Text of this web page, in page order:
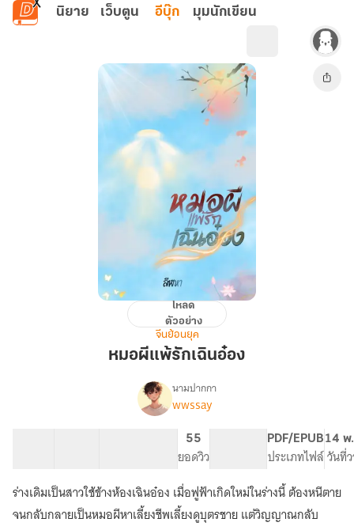
ข้ามไปยังเนื้อหาหลัก
นิยาย เว็บตูน อีบุ๊ก มุมนักเขียน
หมอผี
รัก
โหลด
ตัวอย่าง
จีนย้อนยุค
หมอผีแพ้รักเฉินอ๋อง
เรื่อง
แพ้
รัก
เฉิ
นอ๋
อง
นามปากกา
wwssay
55
ยอดวิว
PDF/EPUB
ประเภทไฟล์
14 พ
วันที่
ร่างเดิมเป็นสาวใช้ข้างห้องเฉินอ๋อง เมื่อฟูฟ้าเกิดใหม่ในร่างนี้ ต้องหนีตาย
จนกลับกลายเป็นหมอผีหาเลี้ยงชีพเลี้ยงดูบุตรชาย แต่วิญญาณกลับ